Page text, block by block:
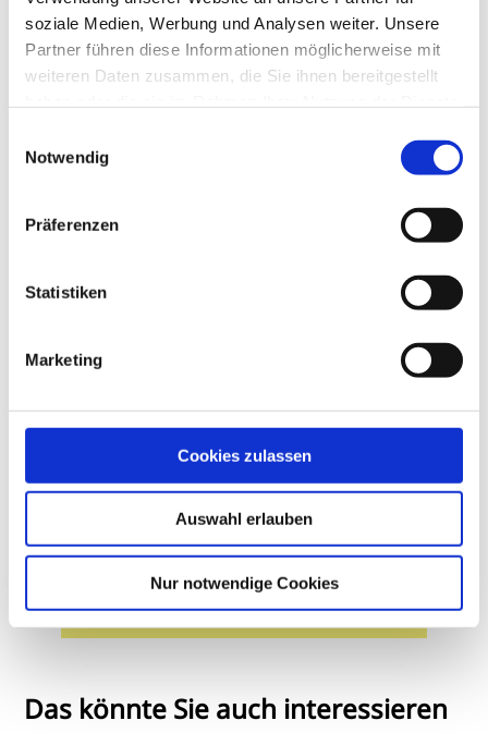
soziale Medien, Werbung und Analysen weiter. Unsere
Partner führen diese Informationen möglicherweise mit
weiteren Daten zusammen, die Sie ihnen bereitgestellt
Notwendig
Präferenzen
Statistiken
Marketing
Cookies zulassen
Auswahl erlauben
Nur notwendige Cookies
E-Mail:meinl@doz-verlag.de
Max Aricochi
M.Sc. in Vision Science
Zum Autorenprofil
Das könnte Sie auch interessieren